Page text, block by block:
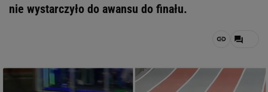
nie wystarczyło do awansu do finału.